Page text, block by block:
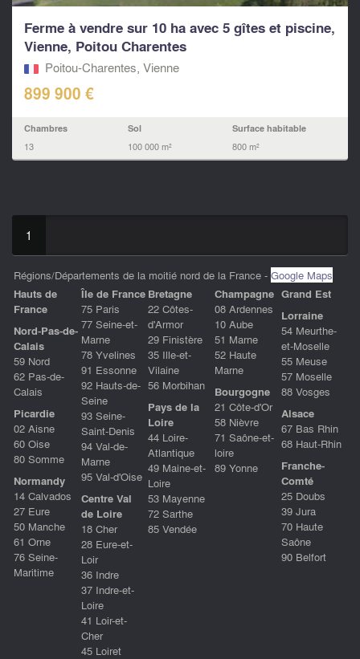
Ferme à vendre sur 10 ha avec 5 gîtes et piscine,
Vienne, Poitou Charentes
Poitou-Charentes, Vienne
899 900 €
Chambres
13
Sol
100 000 m²
Surface habitable
800 m²
1
Régions/Départements de la moitié nord de la France - Google Maps
Hauts de
France
Nord-Pas-de-
Calais
59 Nord
62 Pas-de-
Calais
Picardie
02 Aisne
60 Oise
80 Somme
Normandy
14 Calvados
27 Eure
50 Manche
61 Orne
76 Seine-
Maritime
ÎIe de France
75 Paris
77 Seine-et-
Marne
78 Yvelines
91 Essonne
92 Hauts-de-
Seine
93 Seine-
Saint-Denis
94 Val-de-
Marne
95 Val-d'Oise
Centre Val
de Loire
18 Cher
28 Eure-et-
Loir
36 Indre
37 Indre-et-
Loire
41 Loir-et-
Cher
45 Loiret
Bretagne
22 Côtes-
d'Armor
29 Finistère
35 Ille-et-
Vilaine
56 Morbihan
Pays de la
Loire
44 Loire-
Atlantique
49 Maine-et-
Loire
53 Mayenne
72 Sarthe
85 Vendée
Champagne
08 Ardennes
10 Aube
51 Marne
52 Haute
Marne
Bourgogne
21 Côte-d'Or
58 Nièvre
71 Saône-et-
loire
89 Yonne
Grand Est
Lorraine
54 Meurthe-
et-Moselle
55 Meuse
57 Moselle
88 Vosges
Alsace
67 Bas Rhin
68 Haut-Rhin
Franche-
Comté
25 Doubs
39 Jura
70 Haute
Saône
90 Belfort